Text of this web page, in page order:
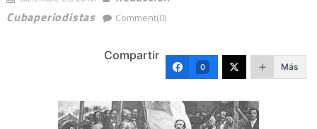
Cubaperiodistas
Comment(0)
Compartir
0 Más